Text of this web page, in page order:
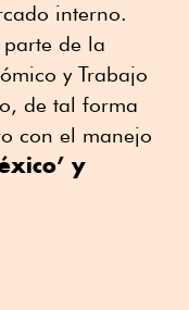
interno.
de la
y Trabajo
de tal forma
con el manejo
y